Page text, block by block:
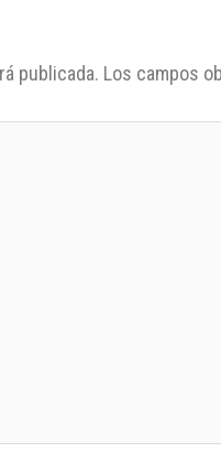
publicada. Los campos